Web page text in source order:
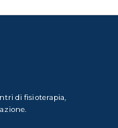
di fisioterapia,